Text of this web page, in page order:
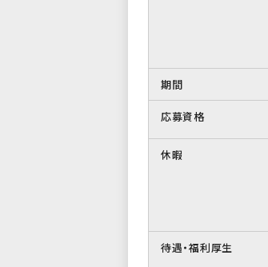
期間
応募資格
休暇
待遇・福利厚生